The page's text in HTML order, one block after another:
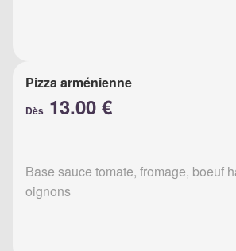
Pizza arménienne
Dès 13.00 €
Base sauce tomate, fromage, boeuf
oignons